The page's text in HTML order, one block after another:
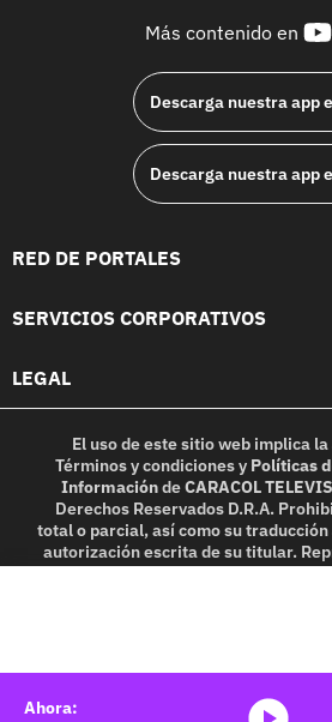
Más contenido en
Descarga nuestra app
Descarga nuestra app
RED DE PORTALES
SERVICIOS CORPORATIVOS
LEGAL
El uso de este sitio web implica
Términos y condicionesy Políticas
InformacióndeCARACOL
Derechos Reservados D.R.A.
total o parcial, así como su
autorización escrita de su titular.
in part, or translation without